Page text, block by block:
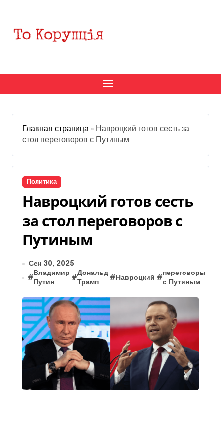
содержанию
Главная страница » Навроцкий готов сесть за
стол переговоров с Путиным
Политика
Навроцкий готов сесть
за стол переговоров с
Путиным
Сен 30, 2025
#
Владимир
Путин
#
Дональд
Трамп
#Навроцкий #
переговоры
с Путиным